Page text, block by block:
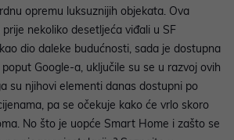
opremu luksuznijih objekata. Ova
nekoliko desetljeća viđali u SF
dio daleke budućnosti, sada je dostupna
Google-a, uključile su se u razvoj ovih
su njihovi elementi danas dostupni po
pa se očekuje kako će vrlo skoro
No što je uopće Smart Home i zašto se